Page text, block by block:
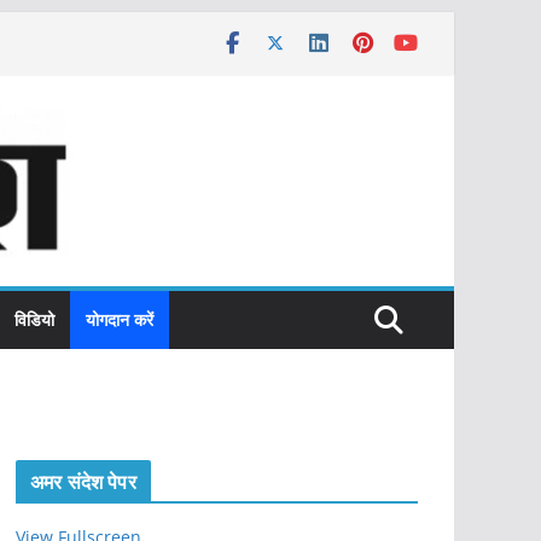
विडियो योगदान करें
अमर संदेश पेपर